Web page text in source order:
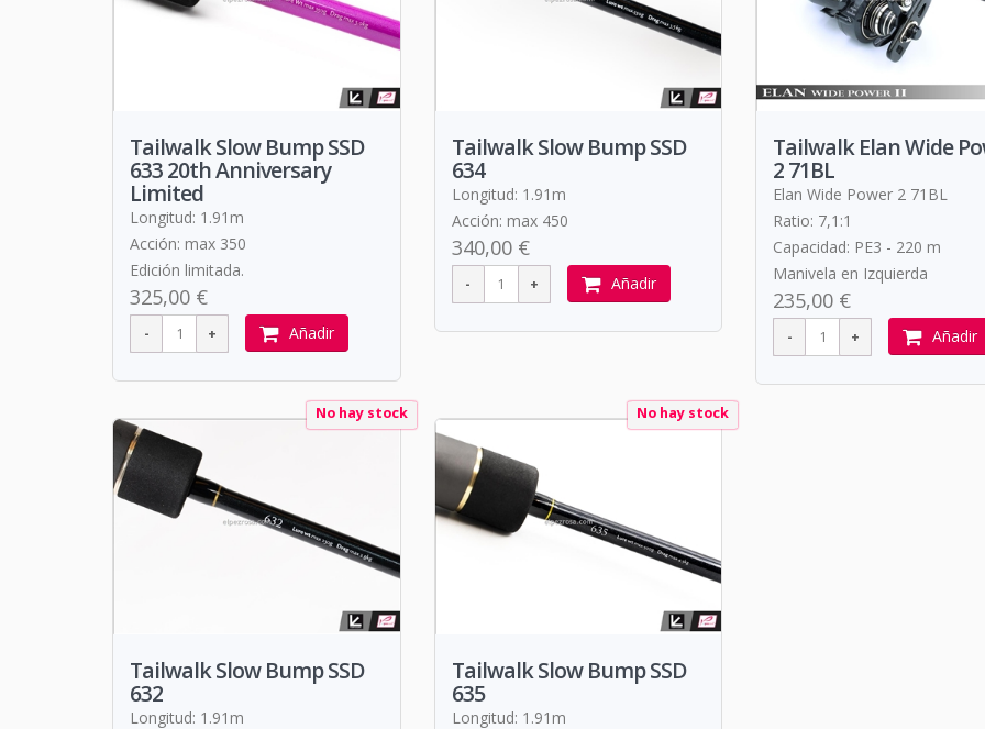
Tailwalk Slow Bump SSD
633 20th Anniversary
Limited
Longitud: 1.91m
Acción: max 350
Edición limitada.
325,00 €
Añadir
Tailwalk Slow Bump SSD
634
Longitud: 1.91m
Acción: max 450
340,00 €
Añadir
Tailwalk Elan Wide
2 71BL
Elan Wide Power 2 71BL
Ratio: 7,1:1
Capacidad: PE3 - 220 m
Manivela en Izquierda
235,00 €
Añadir
No hay stock
Tailwalk Slow Bump SSD
632
Longitud: 1.91m
No hay stock
Tailwalk Slow Bump SSD
635
Longitud: 1.91m